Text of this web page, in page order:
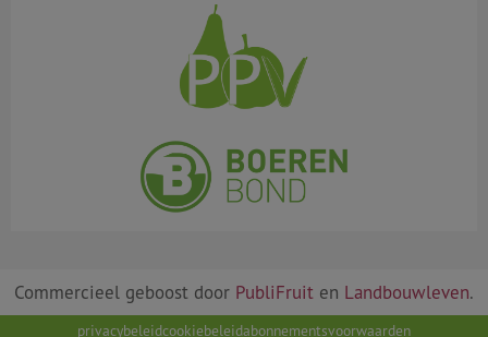
Commercieel geboost door PubliFruit en Landbouwleven.
privacybeleidcookiebeleidabonnementsvoorwaarden